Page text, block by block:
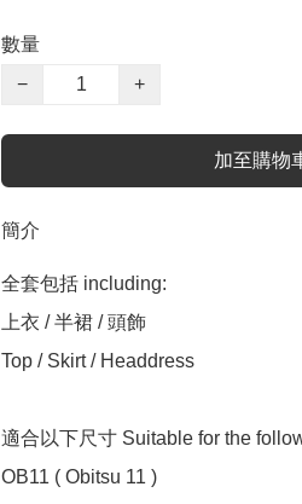
數量
−
+
加至購物
簡介
全套包括 including:
上衣 / 半裙 / 頭飾
Top / Skirt / Headdress
適合以下尺寸 Suitable for the
OB11 ( Obitsu 11 )